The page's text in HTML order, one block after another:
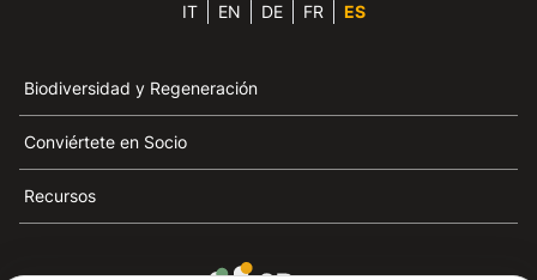
IT EN DE FR ES
Biodiversidad y Regeneración
Conviértete en Socio
Recursos